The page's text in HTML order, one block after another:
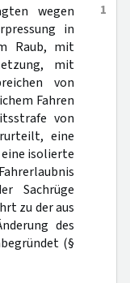
1
wegen
in
Raub, mit
mit
von
Fahren
von
eine
isolierte
Sachrüge
zu der aus
des
(§